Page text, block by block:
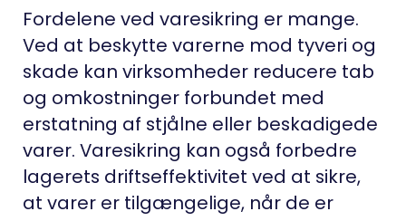
Fordelene ved varesikring er mange.
Ved at beskytte varerne mod tyveri og
skade kan virksomheder reducere tab
og omkostninger forbundet med
erstatning af stjålne eller beskadigede
varer. Varesikring kan også forbedre
lagerets driftseffektivitet ved at sikre,
at varer er tilgængelige, når de er